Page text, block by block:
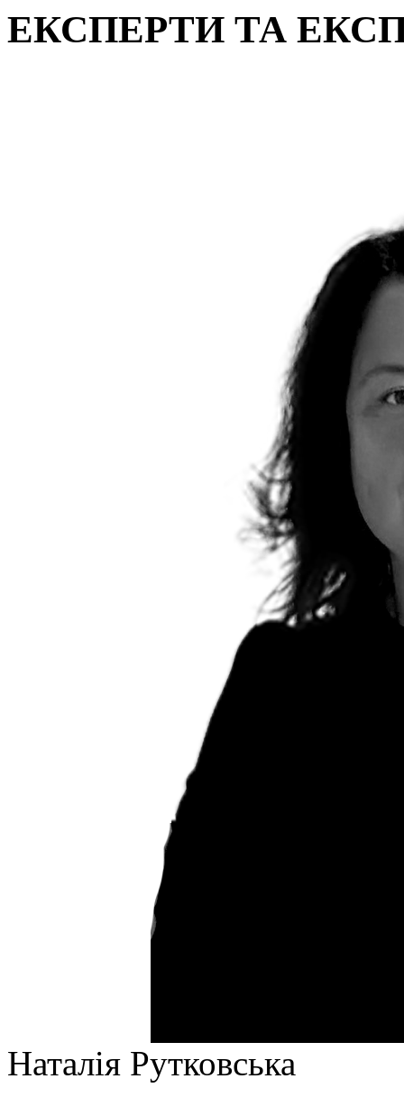
ЕКСПЕРТИ ТА
Наталія Рутковська